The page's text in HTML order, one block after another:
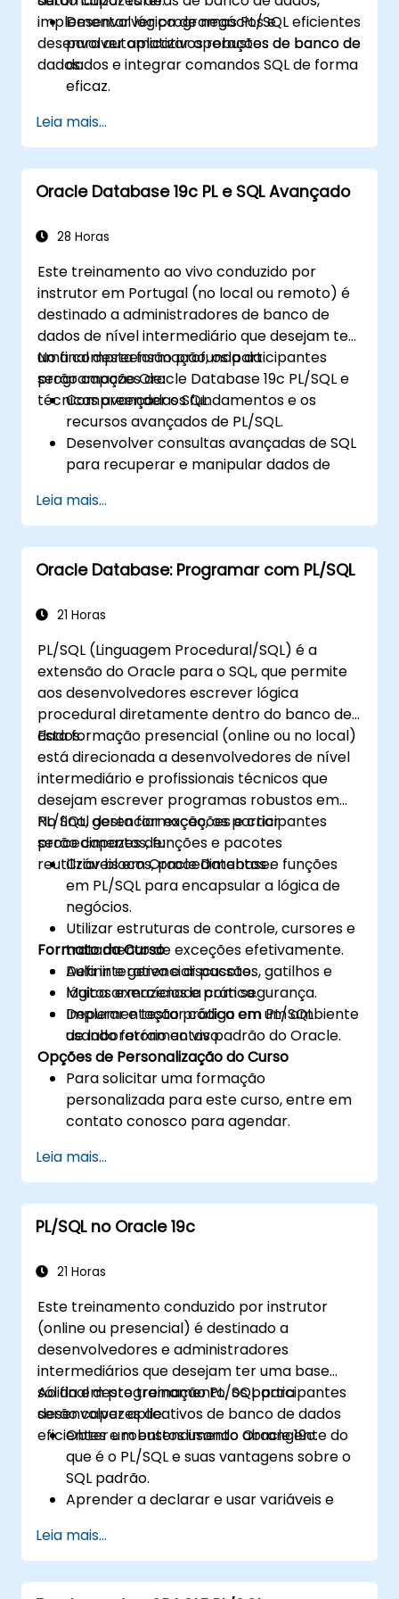
implementar lógica de negócios e
desenvolver aplicativos robustos de banco de
dados.
Desenvolver programas PL/SQL eficientes
para automatizar operações de banco de
dados e integrar comandos SQL de forma
eficaz.
incluindo procedimentos, funções,
pacotes e gatilhos, para aplicações
modulares e escaláveis.
Implementar estruturas de dados
gerir resultados de consultas utilizando
Tratar erros de forma robusta e proteger
o código com encriptação, ofuscação e
técnicas de compilação condicional.
Aplicar PL/SQL em cenários do mundo
real, tirando partido de pacotes
integrados para manipulação de ficheiros,
automatização de correio eletrónico e
outras funcionalidades avançadas.
Leia mais...
Oracle Database 19c PL e SQL Avançado
28 Horas
Este treinamento ao vivo conduzido por
instrutor em Portugal (no local ou remoto) é
destinado a administradores de banco de
dados de nível intermediário que desejam ter
uma compreensão profunda da
programação Oracle Database 19c PL/SQL e
técnicas avançadas SQL.
No final desta formação, os participantes
serão capazes de:
Compreender os fundamentos e os
recursos avançados de PL/SQL.
Desenvolver consultas avançadas de SQL
para recuperar e manipular dados de
Implementar construções de
programação PL/SQL para gerenciar
dados e operações de banco de dados.
Otimizar as consultas SQL para um
Utilizar funcionalidades avançadas de
em massa e tratamento de erros.
Aprender a depurar e gerir programas
PL/SQL de forma eficaz.
Leia mais...
Oracle Database: Programar com PL/SQL
21 Horas
PL/SQL (Linguagem Procedural/SQL) é a
extensão do Oracle para o SQL, que permite
aos desenvolvedores escrever lógica
procedural diretamente dentro do banco de
dados.
Esta formação presencial (online ou no local)
está direcionada a desenvolvedores de nível
intermediário e profissionais técnicos que
desejam escrever programas robustos em
PL/SQL, gerenciar exceções e criar
procedimentos, funções e pacotes
reutilizáveis em Oracle Database.
No final desta formação, os participantes
serão capazes de:
Criar blocos, procedimentos e funções
em PL/SQL para encapsular a lógica de
negócios.
Utilizar estruturas de controle, cursores e
tratamento de exceções efetivamente.
Definir e gerenciar pacotes, gatilhos e
lógica armazenada com segurança.
Depurar e testar código em PL/SQL
usando ferramentas padrão do Oracle.
Formato da Curso
Aula interativa e discussão.
Muitos exercícios e prática.
Implementação prática em um ambiente
de laboratório ao vivo.
Opções de Personalização do Curso
Para solicitar uma formação
personalizada para este curso, entre em
contato conosco para agendar.
Leia mais...
PL/SQL no Oracle 19c
21 Horas
Este treinamento conduzido por instrutor
(online ou presencial) é destinado a
desenvolvedores e administradores
intermediários que desejam ter uma base
sólida em programação PL/SQL para
desenvolver aplicativos de banco de dados
eficientes e robustos usando Oracle 19c.
Ao final deste treinamento, os participantes
serão capazes de:
Obter um entendimento abrangente do
que é o PL/SQL e suas vantagens sobre o
SQL padrão.
Aprender a declarar e usar variáveis e
blocos PL/SQL.
Aplique estruturas de controle como IF-
THEN-ELSE, instruções CASE e laços para
Leia mais...